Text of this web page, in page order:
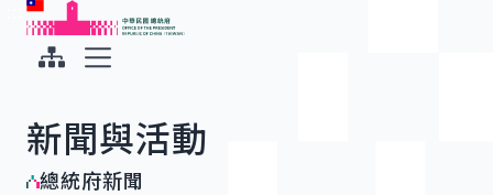
跳到主要內容
中華民國總統府
新聞與活動
總統府新聞